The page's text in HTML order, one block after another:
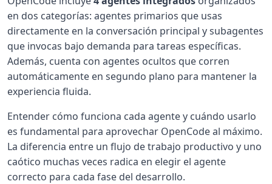
en dos categorías: agentes primarios que usas
directamente en la conversación principal y subagentes
que invocas bajo demanda para tareas específicas.
Además, cuenta con agentes ocultos que corren
automáticamente en segundo plano para mantener la
experiencia fluida.
Entender cómo funciona cada agente y cuándo usarlo
es fundamental para aprovechar OpenCode al máximo.
La diferencia entre un flujo de trabajo productivo y uno
caótico muchas veces radica en elegir el agente
correcto para cada fase del desarrollo.